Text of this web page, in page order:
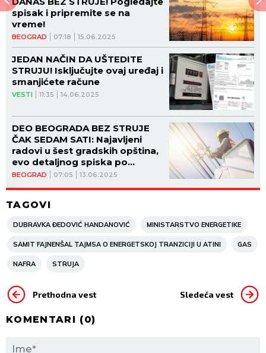
BEOGRAD 07:18 15.06.2025
spisak i pripremite se na
vreme!
VESTI 11:35 14.06.2025
JEDAN NAČIN DA UŠTEDITE
STRUJU! Isključujte ovaj uređaj i
smanjićete račune
BEOGRAD 07:05 13.06.2025
DEO BEOGRADA BEZ STRUJE
ČAK SEDAM SATI: Najavljeni
radovi u šest gradskih opština,
evo detaljnog spiska po
ulicama
TAGOVI
DUBRAVKA ĐEDOVIĆ HANDANOVIĆ MINISTARSTVO ENERGETIKE
SAMIT FAJNENŠAL TAJMSA O ENERGETSKOJ TRANZICIJI U ATINI GAS
NAFRA STRUJA
Prethodna vest Sledeća vest
KOMENTARI (0)